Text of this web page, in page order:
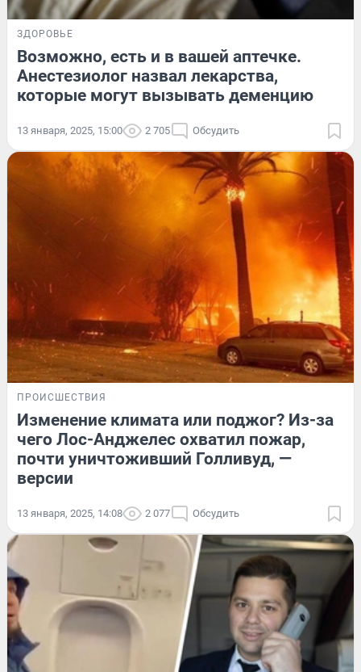
ЗДОРОВЬЕ
Возможно, есть и в вашей аптечке.
Анестезиолог назвал лекарства,
которые могут вызывать деменцию
13 января, 2025, 15:00 2 705 Обсудить
ПРОИСШЕСТВИЯ
Изменение климата или поджог? Из-за
чего Лос-Анджелес охватил пожар,
почти уничтоживший Голливуд, —
версии
13 января, 2025, 14:08 2 077 Обсудить